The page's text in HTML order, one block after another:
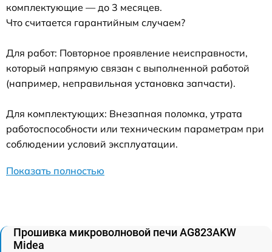
комплектующие — до 3 месяцев.
Что считается гарантийным случаем?
Для работ: Повторное проявление неисправности,
который напрямую связан с выполненной работой
(например, неправильная установка запчасти).
Для комплектующих: Внезапная поломка, утрата
работоспособности или техническим параметрам при
соблюдении условий эксплуатации.
Показать полностью
Прошивка микроволновой печи AG823AKW
Midea